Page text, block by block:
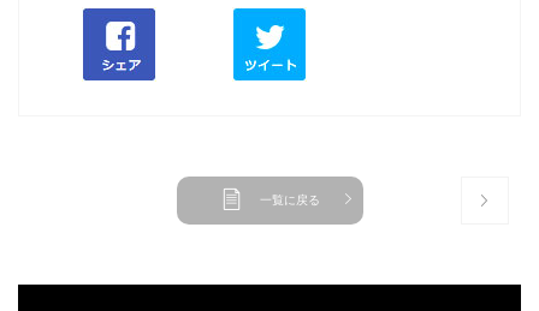
一覧に戻る